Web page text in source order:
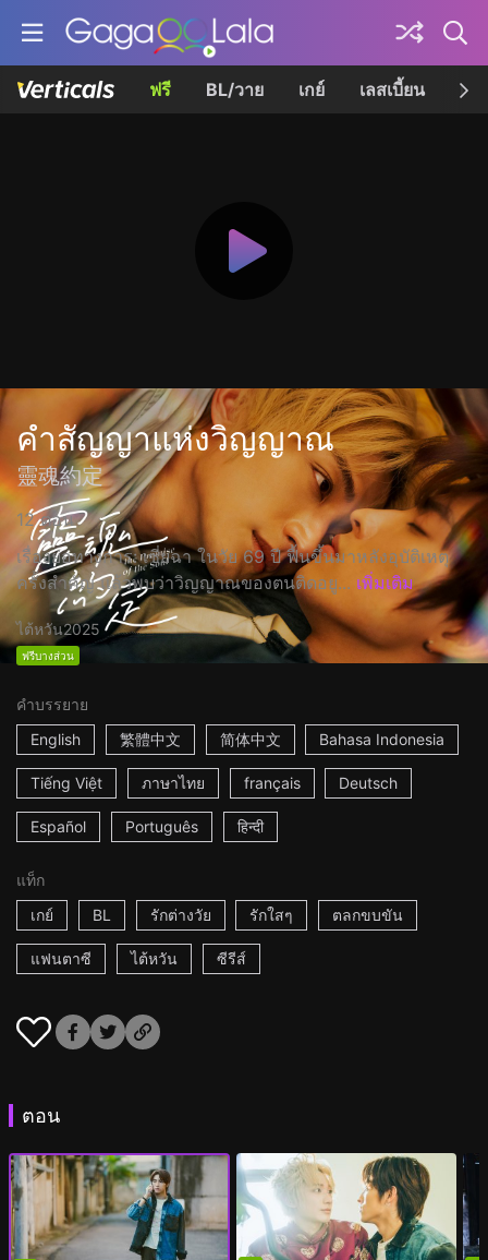
ฟรี BL/วาย เกย์ เลสเบี้ยน เค
คำสัญญาแห่งวิญญาณ
靈魂約定
12 ตอน
เรื่องย่อทางการ: เซี่ยฉา ในวัย 69 ปี ฟื้นขึ้นมาหลังอุบัติเหตุ
ครั้งสำคัญ แล้วพบว่าวิญญาณของตนติดอยู... เพิ่มเติม
ไต้หวัน2025
ฟรีบางส่วน
คำบรรยาย
English
繁體中文 简体中文 Bahasa Indonesia
Tiếng Việt ภาษาไทย français Deutsch
Español Português हिन्दी
แท็ก
เกย์
BL รักต่างวัย รักใสๆ ตลกขบขัน
แฟนตาซี ไต้หวัน ซีรีส์
ตอน